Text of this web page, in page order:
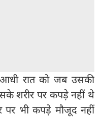
आधी रात को जब उसकी
शरीर पर कपड़े नहीं थे
पर भी कपड़े मौजूद नहीं